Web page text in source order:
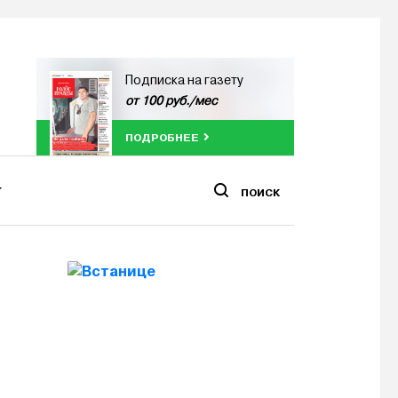
Подписка на газету
от 100 руб./мес
ПОДРОБНЕЕ
ПОИСК